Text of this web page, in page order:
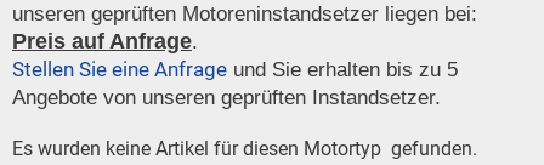
unseren geprüften Motoreninstandsetzer liegen bei:
Preis auf Anfrage.
Stellen Sie eine Anfrage und Sie erhalten bis zu 5
Angebote von unseren geprüften Instandsetzer.
Es wurden keine Artikel für diesen Motortyp gefunden.